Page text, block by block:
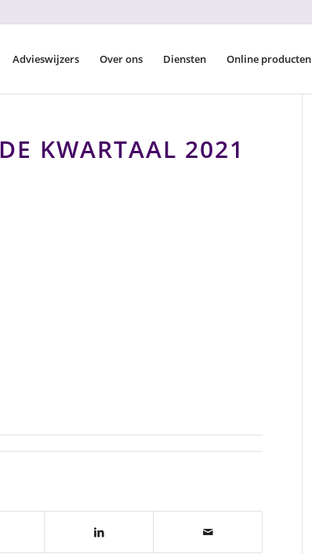
Advieswijzers Over ons Diensten Online producten
KWARTAAL 2021